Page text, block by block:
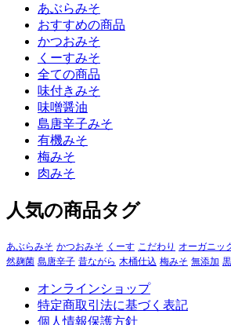
あぶらみそ
おすすめの商品
かつおみそ
くーすみそ
全ての商品
味付きみそ
味噌醤油
島唐辛子みそ
有機みそ
梅みそ
肉みそ
人気の商品タグ
あぶらみそ かつおみそ くーす こだわり オーガニッ
然麹菌 島唐辛子 昔ながら 木桶仕込 梅みそ 無添加
オンラインショップ
特定商取引法に基づく表記
個人情報保護方針